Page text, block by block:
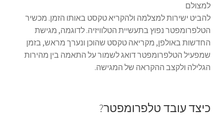
סיור וירטואלי
סרטי תדמית והדרכות
עגלת קניות
למצולם
להביט ישירות למצלמה ולהקריא טקסט באותו הזמן. מכשיר
הטלפרומפטר נפוץ בתעשיית הטלוויזיה. לדוגמה, מגישת
החדשות באולפן, מקריאה טקסט שהוכן ונערך מראש, בזמן
שמפעיל הטלפרומפטר דואג לשמור על התאמה בין מהירות
הגלילה ולקצב ההקראה של המגישה.
כיצד עובד טלפרומפטר?